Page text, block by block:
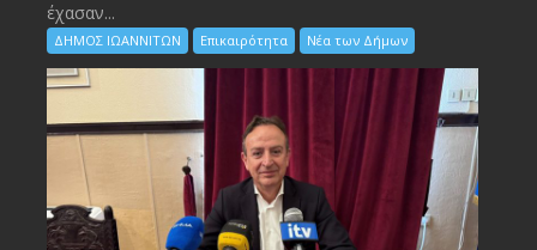
έχασαν...
ΔΗΜΟΣ ΙΩΑΝΝΙΤΩΝ Επικαιρότητα Νέα των Δήμων